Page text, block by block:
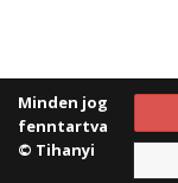
Minden jog
fenntartva
© Tihanyi